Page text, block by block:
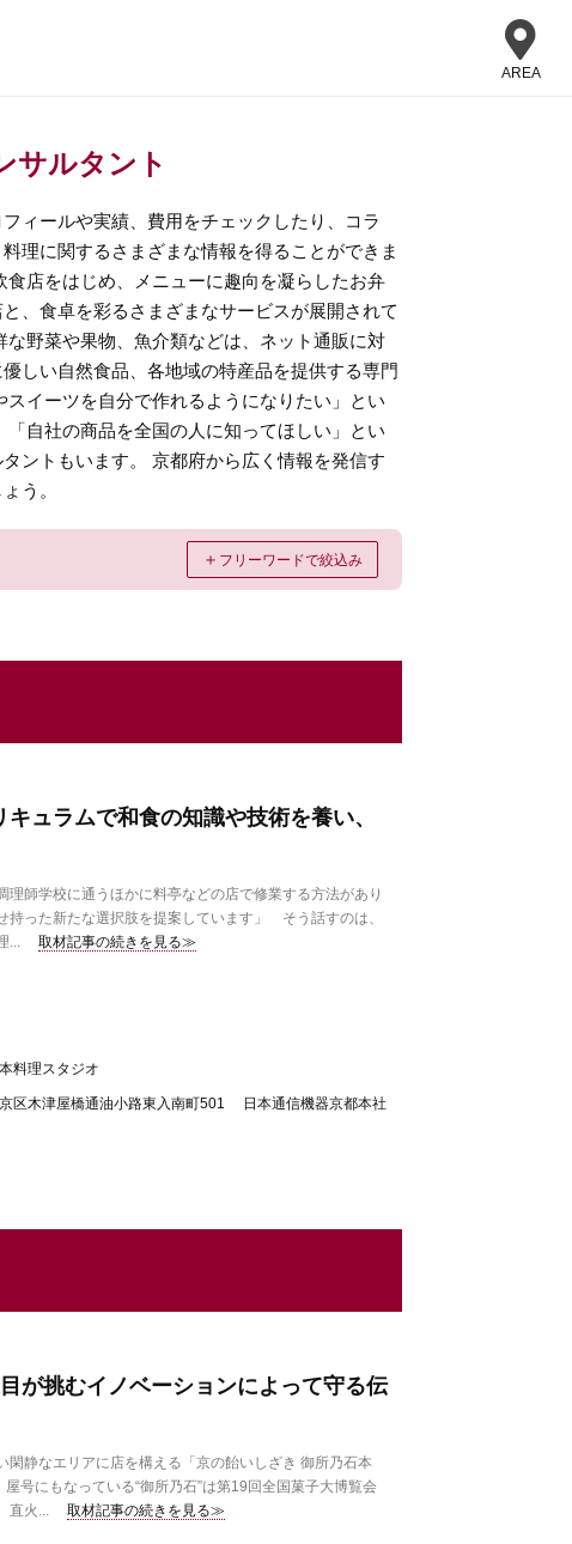
AREA
サルタント
ィールや実績、費用をチェックしたり、コラ
理に関するさまざまな情報を得ることができま
店をはじめ、メニューに趣向を凝らしたお弁
、食卓を彩るさまざまなサービスが展開されて
野菜や果物、魚介類などは、ネット通販に対
しい自然食品、各地域の特産品を提供する専門
イーツを自分で作れるようになりたい」とい
自社の商品を全国の人に知ってほしい」とい
ントもいます。 京都府から広く情報を発信す
う。
＋ フリーワードで絞込み
ュラムで和食の知識や技術を養い、
師学校に通うほかに料亭などの店で修業する方法があり
持った新たな選択肢を提案しています」 そう話すのは、
...
取材記事の続きを見る≫
料理スタジオ
区木津屋橋通油小路東入南町501 日本通信機器京都本社
が挑むイノベーションによって守る伝
静なエリアに店を構える「京の飴いしざき 御所乃石本
号にもなっている“御所乃石”は第19回全国菓子大博覧会
直火...
取材記事の続きを見る≫